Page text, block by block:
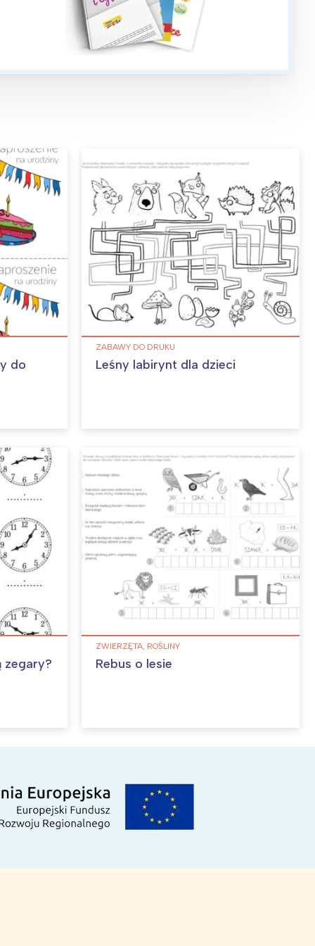
do
ZABAWY DO DRUKU
Leśny labirynt dla dzieci
zegary?
ZWIERZĘTA, ROŚLINY
Rebus o lesie